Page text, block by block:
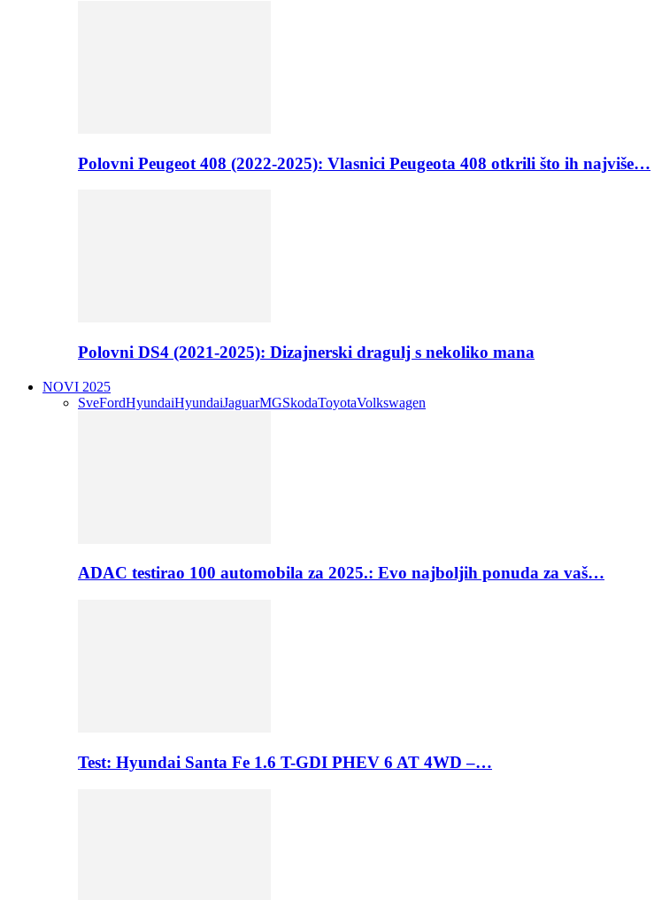
Polovni Peugeot 408 (2022-2025): Vlasnici Peugeota 408 otkrili što ih najviše…
Polovni DS4 (2021-2025): Dizajnerski dragulj s nekoliko mana
NOVI 2025
SveFordHyundaiHyundaiJaguarMGSkodaToyotaVolkswagen
ADAC testirao 100 automobila za 2025.: Evo najboljih ponuda za vaš…
Test: Hyundai Santa Fe 1.6 T-GDI PHEV 6 AT 4WD –…